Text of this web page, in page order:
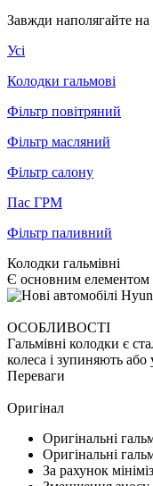
Завжди наполягайте
Усі
Колодки гальмові
Фільтр повітряний
Фільтр масляний
Фільтр салону
Пас ГРМ
Фільтр паливний
Колодки гальмівні
Є основним елементом
ОСОБЛИВОСТІ
Гальмівні колодки є
колеса і зупиняють
Переваги
Оригінал
Оригінальні
Оригінальні
За рахунок